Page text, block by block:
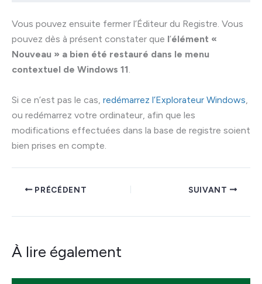
Vous pouvez ensuite fermer l’Éditeur du Registre. Vous
pouvez dès à présent constater que l’élément «
Nouveau » a bien été restauré dans le menu
contextuel de Windows 11.
Si ce n’est pas le cas, redémarrez l’Explorateur Windows
ou redémarrez votre ordinateur, afin que les
modifications effectuées dans la base de registre soient
bien prises en compte.
PRÉCÉDENT SUIVANT
À lire également